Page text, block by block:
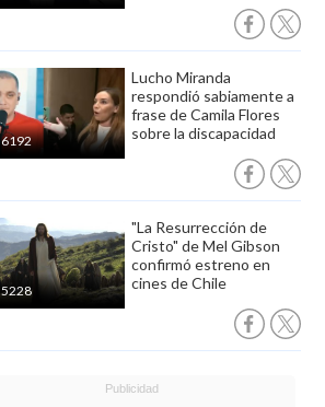
6192
Lucho Miranda
respondió sabiamente a
frase de Camila Flores
sobre la discapacidad
5228
"La Resurrección de
Cristo" de Mel Gibson
confirmó estreno en
cines de Chile